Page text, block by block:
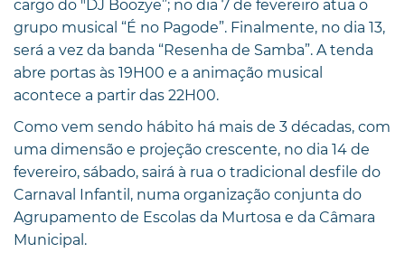
cargo do "DJ Boozye”; no dia 7 de fevereiro atua o
grupo musical “É no Pagode”. Finalmente, no dia 13,
será a vez da banda “Resenha de Samba”. A tenda
abre portas às 19H00 e a animação musical
acontece a partir das 22H00.
Como vem sendo hábito há mais de 3 décadas, com
uma dimensão e projeção crescente, no dia 14 de
fevereiro, sábado, sairá à rua o tradicional desfile do
Carnaval Infantil, numa organização conjunta do
Agrupamento de Escolas da Murtosa e da Câmara
Municipal.